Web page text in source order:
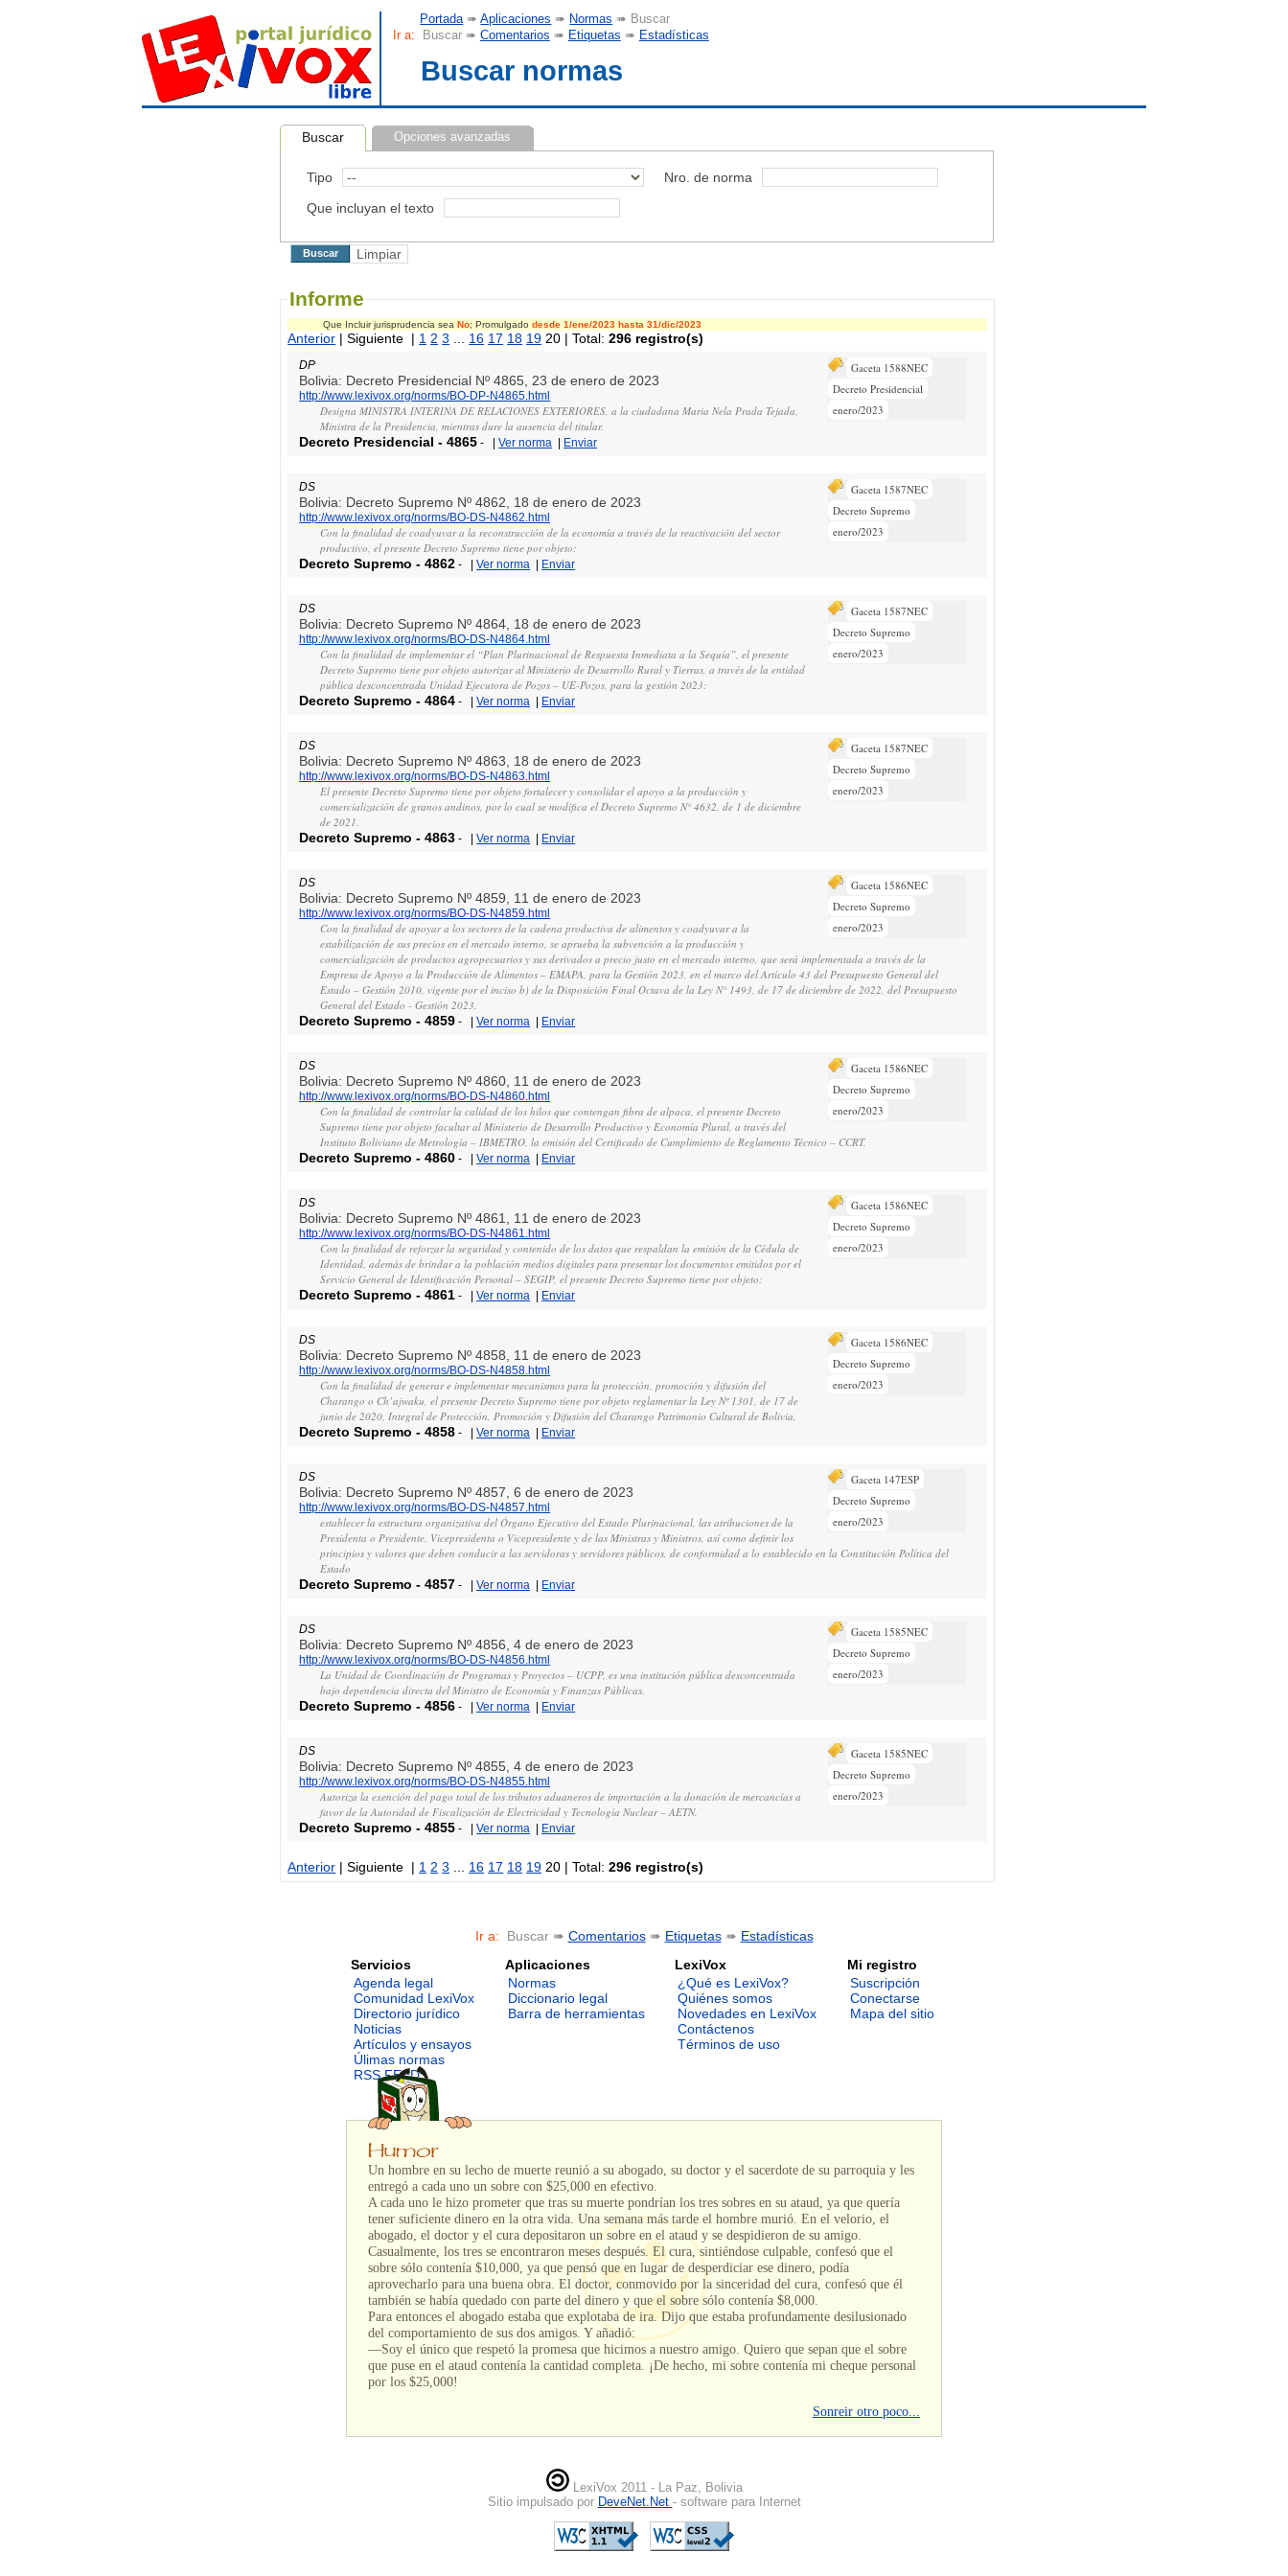
Portada ➠Aplicaciones ➠ Normas ➠ Buscar
Ir a: Buscar ➠ Comentarios ➠ Etiquetas ➠ Estadísticas
Buscar normas
Buscar Opciones avanzadas
Tipo Nro. de norma
Que incluyan el texto
Informe
Que Incluir jurisprudencia sea No; Promulgado desde 1/ene/2023 hasta 31/dic/2023
Anterior | Siguiente | 1 2 3 16 17 18 19 20 | Total:296 registro(s)
DP
Gaceta 1588NEC
Decreto Presidencial
enero/2023
Bolivia: Decreto Presidencial Nº 4865, 23 de enero de 2023
http://www.lexivox.org/norms/BO-DP-N4865.html
Designa MINISTRA INTERINA DE RELACIONES EXTERIORES, a la ciudadana Maria Nela Prada Tejada,
Ministra de la Presidencia, mientras dure la ausencia del titular.
Decreto Presidencial -4865 - |Ver norma Enviar
DS
Gaceta 1587NEC
Decreto Supremo
enero/2023
Bolivia: Decreto Supremo Nº 4862, 18 de enero de 2023
http://www.lexivox.org/norms/BO-DS-N4862.html
Con la finalidad de coadyuvar a la reconstrucción de la economía a través de la reactivación del sector
productivo, el presente Decreto Supremo tiene por objeto:
Decreto Supremo -4862 - |Ver norma Enviar
DS
Gaceta 1587NEC
Decreto Supremo
enero/2023
Bolivia: Decreto Supremo Nº 4864, 18 de enero de 2023
http://www.lexivox.org/norms/BO-DS-N4864.html
Con la finalidad de implementar el “Plan Plurinacional de Respuesta Inmediata a la Sequía”, el presente
Decreto Supremo tiene por objeto autorizar al Ministerio de Desarrollo Rural y Tierras, a través de la entidad
pública desconcentrada Unidad Ejecutora de Pozos – UE-Pozos, para la gestión 2023:
Decreto Supremo -4864 - |Ver norma Enviar
DS
Gaceta 1587NEC
Decreto Supremo
enero/2023
Bolivia: Decreto Supremo Nº 4863, 18 de enero de 2023
http://www.lexivox.org/norms/BO-DS-N4863.html
El presente Decreto Supremo tiene por objeto fortalecer y consolidar el apoyo a la producción y
comercialización de granos andinos, por lo cual se modifica el Decreto Supremo N° 4632, de 1 de diciembre
de 2021.
Decreto Supremo -4863 - |Ver norma Enviar
DS
Gaceta 1586NEC
Decreto Supremo
enero/2023
Bolivia: Decreto Supremo Nº 4859, 11 de enero de 2023
http://www.lexivox.org/norms/BO-DS-N4859.html
Con la finalidad de apoyar a los sectores de la cadena productiva de alimentos y coadyuvar a la
estabilización de sus precios en el mercado interno, se aprueba la subvención a la producción y
comercialización de productos agropecuarios y sus derivados a precio justo en el mercado interno, que será implementada a través de la
Empresa de Apoyo a la Producción de Alimentos – EMAPA, para la Gestión 2023, en el marco del Artículo 43 del Presupuesto General del
Estado – Gestión 2010, vigente por el inciso b) de la Disposición Final Octava de la Ley N° 1493, de 17 de diciembre de 2022, del Presupuesto
General del Estado - Gestión 2023.
Decreto Supremo -4859 - |Ver norma Enviar
DS
Gaceta 1586NEC
Decreto Supremo
enero/2023
Bolivia: Decreto Supremo Nº 4860, 11 de enero de 2023
http://www.lexivox.org/norms/BO-DS-N4860.html
Con la finalidad de controlar la calidad de los hilos que contengan fibra de alpaca, el presente Decreto
Supremo tiene por objeto facultar al Ministerio de Desarrollo Productivo y Economía Plural, a través del
Instituto Boliviano de Metrología – IBMETRO, la emisión del Certificado de Cumplimiento de Reglamento Técnico – CCRT.
Decreto Supremo -4860 - |Ver norma Enviar
DS
Gaceta 1586NEC
Decreto Supremo
enero/2023
Bolivia: Decreto Supremo Nº 4861, 11 de enero de 2023
http://www.lexivox.org/norms/BO-DS-N4861.html
Con la finalidad de reforzar la seguridad y contenido de los datos que respaldan la emisión de la Cédula de
Identidad, además de brindar a la población medios digitales para presentar los documentos emitidos por el
Servicio General de Identificación Personal – SEGIP, el presente Decreto Supremo tiene por objeto:
Decreto Supremo -4861 - |Ver norma Enviar
DS
Gaceta 1586NEC
Decreto Supremo
enero/2023
Bolivia: Decreto Supremo Nº 4858, 11 de enero de 2023
http://www.lexivox.org/norms/BO-DS-N4858.html
Con la finalidad de generar e implementar mecanismos para la protección, promoción y difusión del
Charango o Ch’ajwaku, el presente Decreto Supremo tiene por objeto reglamentar la Ley Nº 1301, de 17 de
junio de 2020, Integral de Protección, Promoción y Difusión del Charango Patrimonio Cultural de Bolivia.
Decreto Supremo -4858 - |Ver norma Enviar
DS
Gaceta 147ESP
Decreto Supremo
enero/2023
Bolivia: Decreto Supremo Nº 4857, 6 de enero de 2023
http://www.lexivox.org/norms/BO-DS-N4857.html
establecer la estructura organizativa del Órgano Ejecutivo del Estado Plurinacional, las atribuciones de la
Presidenta o Presidente, Vicepresidenta o Vicepresidente y de las Ministras y Ministros, así como definir los
principios y valores que deben conducir a las servidoras y servidores públicos, de conformidad a lo establecido en la Constitución Política del
Estado
Decreto Supremo -4857 - |Ver norma Enviar
DS
Gaceta 1585NEC
Decreto Supremo
enero/2023
Bolivia: Decreto Supremo Nº 4856, 4 de enero de 2023
http://www.lexivox.org/norms/BO-DS-N4856.html
La Unidad de Coordinación de Programas y Proyectos – UCPP, es una institución pública desconcentrada
bajo dependencia directa del Ministro de Economía y Finanzas Públicas.
Decreto Supremo -4856 - |Ver norma Enviar
DS
Gaceta 1585NEC
Decreto Supremo
enero/2023
Bolivia: Decreto Supremo Nº 4855, 4 de enero de 2023
http://www.lexivox.org/norms/BO-DS-N4855.html
Autoriza la exención del pago total de los tributos aduaneros de importación a la donación de mercancías a
favor de la Autoridad de Fiscalización de Electricidad y Tecnología Nuclear – AETN.
Decreto Supremo -4855 - |Ver norma Enviar
Anterior | Siguiente | 1 2 3 16 17 18 19 20 | Total:296 registro(s)
Ir a: Buscar ➠ Comentarios➠ Etiquetas➠ Estadísticas
Servicios
Agenda legal
Comunidad LexiVox
Directorio jurídico
Noticias
Artículos y ensayos
Úlimas normas
RSS FEED
Aplicaciones
Normas
Diccionario legal
Barra de herramientas
LexiVox
¿Qué es LexiVox?
Quiénes somos
Novedades en LexiVox
Contáctenos
Términos de uso
Mi registro
Suscripción
Conectarse
Mapa del sitio
Un hombre en su lecho de muerte reunió a su abogado, su doctor y el sacerdote de su parroquia y les
entregó a cada uno un sobre con $25,000 en efectivo.
A cada uno le hizo prometer que tras su muerte pondrían los tres sobres en su ataud, ya que quería
tener suficiente dinero en la otra vida. Una semana más tarde el hombre murió. En el velorio, el
abogado, el doctor y el cura depositaron un sobre en el ataud y se despidieron de su amigo.
Casualmente, los tres se encontraron meses después. El cura, sintiéndose culpable, confesó que el
sobre sólo contenía $10,000, ya que pensó que en lugar de desperdiciar ese dinero, podía
aprovecharlo para una buena obra. El doctor, conmovido por la sinceridad del cura, confesó que él
también se había quedado con parte del dinero y que el sobre sólo contenía $8,000.
Para entonces el abogado estaba que explotaba de ira. Dijo que estaba profundamente desilusionado
del comportamiento de sus dos amigos. Y añadió:
—Soy el único que respetó la promesa que hicimos a nuestro amigo. Quiero que sepan que el sobre
que puse en el ataud contenía la cantidad completa. ¡De hecho, mi sobre contenía mi cheque personal
por los $25,000!
Sonreir otro poco...
LexiVox 2011 - La Paz, Bolivia
Sitio impulsado por DeveNet.Net - software para Internet